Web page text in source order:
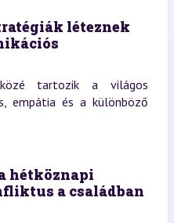
léteznek
tartozik a világos
empátia és a különböző
hétköznapi
a családban